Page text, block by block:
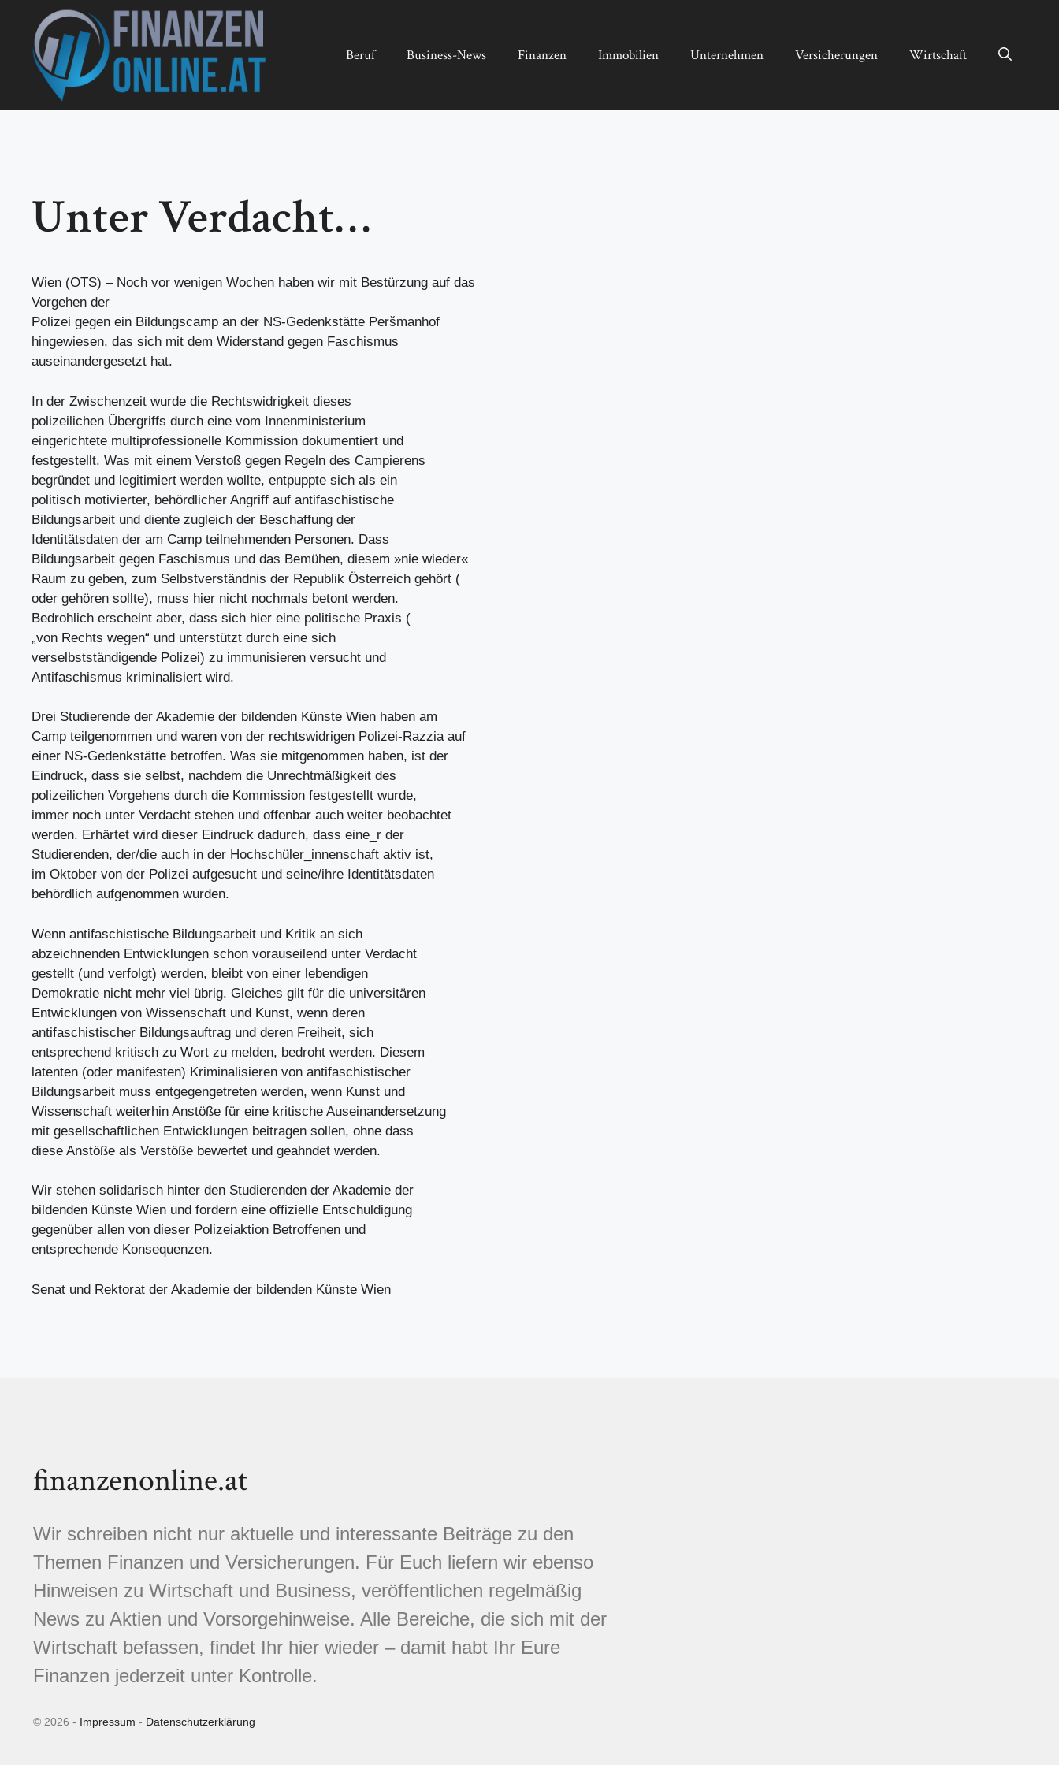
springen
Beruf Business-News Finanzen Immobilien Unternehmen Versicherungen Wirtschaft
Unter Verdacht…
Wien (OTS) – Noch vor wenigen Wochen haben wir mit Bestürzung auf das
Vorgehen der
Polizei gegen ein Bildungscamp an der NS-Gedenkstätte Peršmanhof
hingewiesen, das sich mit dem Widerstand gegen Faschismus
auseinandergesetzt hat.
In der Zwischenzeit wurde die Rechtswidrigkeit dieses
polizeilichen Übergriffs durch eine vom Innenministerium
eingerichtete multiprofessionelle Kommission dokumentiert und
festgestellt. Was mit einem Verstoß gegen Regeln des Campierens
begründet und legitimiert werden wollte, entpuppte sich als ein
politisch motivierter, behördlicher Angriff auf antifaschistische
Bildungsarbeit und diente zugleich der Beschaffung der
Identitätsdaten der am Camp teilnehmenden Personen. Dass
Bildungsarbeit gegen Faschismus und das Bemühen, diesem »nie wieder«
Raum zu geben, zum Selbstverständnis der Republik Österreich gehört (
oder gehören sollte), muss hier nicht nochmals betont werden.
Bedrohlich erscheint aber, dass sich hier eine politische Praxis (
„von Rechts wegen“ und unterstützt durch eine sich
verselbstständigende Polizei) zu immunisieren versucht und
Antifaschismus kriminalisiert wird.
Drei Studierende der Akademie der bildenden Künste Wien haben am
Camp teilgenommen und waren von der rechtswidrigen Polizei-Razzia auf
einer NS-Gedenkstätte betroffen. Was sie mitgenommen haben, ist der
Eindruck, dass sie selbst, nachdem die Unrechtmäßigkeit des
polizeilichen Vorgehens durch die Kommission festgestellt wurde,
immer noch unter Verdacht stehen und offenbar auch weiter beobachtet
werden. Erhärtet wird dieser Eindruck dadurch, dass eine_r der
Studierenden, der/die auch in der Hochschüler_innenschaft aktiv ist,
im Oktober von der Polizei aufgesucht und seine/ihre Identitätsdaten
behördlich aufgenommen wurden.
Wenn antifaschistische Bildungsarbeit und Kritik an sich
abzeichnenden Entwicklungen schon vorauseilend unter Verdacht
gestellt (und verfolgt) werden, bleibt von einer lebendigen
Demokratie nicht mehr viel übrig. Gleiches gilt für die universitären
Entwicklungen von Wissenschaft und Kunst, wenn deren
antifaschistischer Bildungsauftrag und deren Freiheit, sich
entsprechend kritisch zu Wort zu melden, bedroht werden. Diesem
latenten (oder manifesten) Kriminalisieren von antifaschistischer
Bildungsarbeit muss entgegengetreten werden, wenn Kunst und
Wissenschaft weiterhin Anstöße für eine kritische Auseinandersetzung
mit gesellschaftlichen Entwicklungen beitragen sollen, ohne dass
diese Anstöße als Verstöße bewertet und geahndet werden.
Wir stehen solidarisch hinter den Studierenden der Akademie der
bildenden Künste Wien und fordern eine offizielle Entschuldigung
gegenüber allen von dieser Polizeiaktion Betroffenen und
entsprechende Konsequenzen.
Senat und Rektorat der Akademie der bildenden Künste Wien
finanzenonline.at
Wir schreiben nicht nur aktuelle und interessante Beiträge zu den
Themen Finanzen und Versicherungen. Für Euch liefern wir ebenso
Hinweisen zu Wirtschaft und Business, veröffentlichen regelmäßig
News zu Aktien und Vorsorgehinweise. Alle Bereiche, die sich mit der
Wirtschaft befassen, findet Ihr hier wieder – damit habt Ihr Eure
Finanzen jederzeit unter Kontrolle.
© 2026 - Impressum - Datenschutzerklärung